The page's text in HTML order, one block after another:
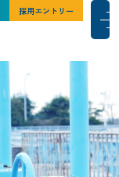
採用エントリー
採用エントリー